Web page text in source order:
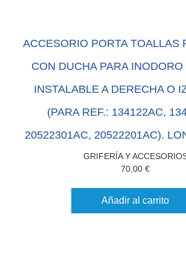
ACCESORIO PORTA TOALLAS
CON DUCHA PARA
INSTALABLE A DERECHA O
(PARA REF.: 134122AC,
20522301AC, 20522201AC).
GRIFERÍA Y
70,00 €
Añadir al carrito